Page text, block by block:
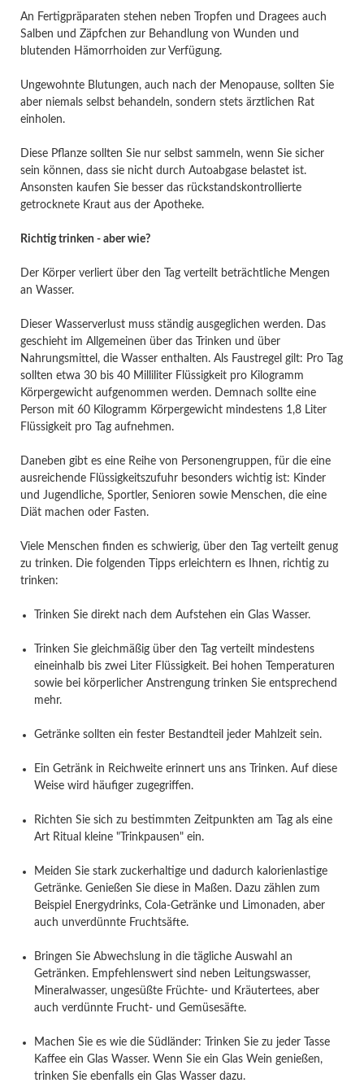
An Fertigpräparaten stehen neben Tropfen und Dragees auch
Salben und Zäpfchen zur Behandlung von Wunden und
blutenden Hämorrhoiden zur Verfügung.
Ungewohnte Blutungen, auch nach der Menopause, sollten Sie
aber niemals selbst behandeln, sondern stets ärztlichen Rat
einholen.
Diese Pflanze sollten Sie nur selbst sammeln, wenn Sie sicher
sein können, dass sie nicht durch Autoabgase belastet ist.
Ansonsten kaufen Sie besser das rückstandskontrollierte
getrocknete Kraut aus der Apotheke.
Richtig trinken - aber wie?
Der Körper verliert über den Tag verteilt beträchtliche Mengen
an Wasser.
Dieser Wasserverlust muss ständig ausgeglichen werden. Das
geschieht im Allgemeinen über das Trinken und über
Nahrungsmittel, die Wasser enthalten. Als Faustregel gilt: Pro Tag
sollten etwa 30 bis 40 Milliliter Flüssigkeit pro Kilogramm
Körpergewicht aufgenommen werden. Demnach sollte eine
Person mit 60 Kilogramm Körpergewicht mindestens 1,8 Liter
Flüssigkeit pro Tag aufnehmen.
Daneben gibt es eine Reihe von Personengruppen, für die eine
ausreichende Flüssigkeitszufuhr besonders wichtig ist: Kinder
und Jugendliche, Sportler, Senioren sowie Menschen, die eine
Diät machen oder Fasten.
Viele Menschen finden es schwierig, über den Tag verteilt genug
zu trinken. Die folgenden Tipps erleichtern es Ihnen, richtig zu
trinken:
Trinken Sie direkt nach dem Aufstehen ein Glas Wasser.
Trinken Sie gleichmäßig über den Tag verteilt mindestens
eineinhalb bis zwei Liter Flüssigkeit. Bei hohen Temperaturen
sowie bei körperlicher Anstrengung trinken Sie entsprechend
mehr.
Getränke sollten ein fester Bestandteil jeder Mahlzeit sein.
Ein Getränk in Reichweite erinnert uns ans Trinken. Auf diese
Weise wird häufiger zugegriffen.
Richten Sie sich zu bestimmten Zeitpunkten am Tag als eine
Art Ritual kleine "Trinkpausen" ein.
Meiden Sie stark zuckerhaltige und dadurch kalorienlastige
Getränke. Genießen Sie diese in Maßen. Dazu zählen zum
Beispiel Energydrinks, Cola-Getränke und Limonaden, aber
auch unverdünnte Fruchtsäfte.
Bringen Sie Abwechslung in die tägliche Auswahl an
Getränken. Empfehlenswert sind neben Leitungswasser,
Mineralwasser, ungesüßte Früchte- und Kräutertees, aber
auch verdünnte Frucht- und Gemüsesäfte.
Machen Sie es wie die Südländer: Trinken Sie zu jeder Tasse
Kaffee ein Glas Wasser. Wenn Sie ein Glas Wein genießen,
trinken Sie ebenfalls ein Glas Wasser dazu.